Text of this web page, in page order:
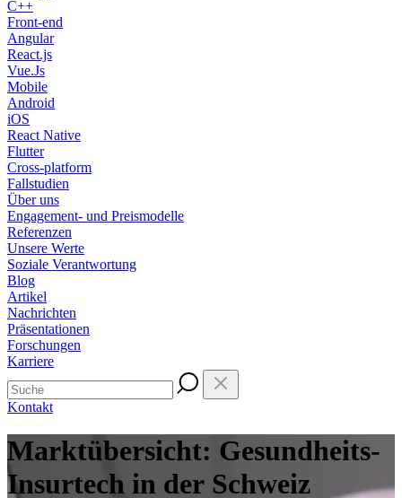
C++
Front-end
Angular
React.js
Vue.Js
Mobile
Android
iOS
React Native
Flutter
Cross-platform
Fallstudien
Über uns
Engagement- und Preismodelle
Referenzen
Unsere Werte
Soziale Verantwortung
Blog
Artikel
Nachrichten
Präsentationen
Forschungen
Karriere
Kontakt
Marktübersicht: Gesundheits-
Insurtech in der Schweiz